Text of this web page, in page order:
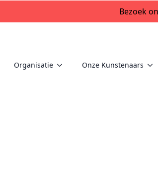
Bezoek
Organisatie Onze Kunstenaars